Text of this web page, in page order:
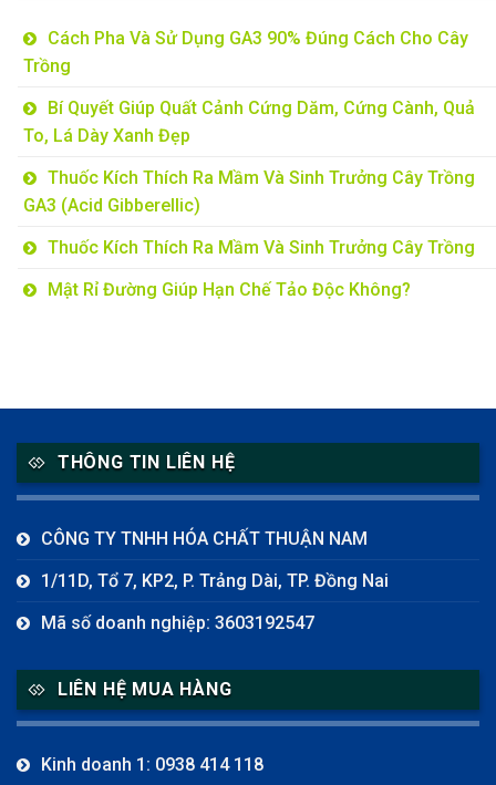
Cách Pha Và Sử Dụng GA3 90% Đúng Cách Cho Cây
Trồng
Bí Quyết Giúp Quất Cảnh Cứng Dăm, Cứng Cành, Quả
To, Lá Dày Xanh Đẹp
Thuốc Kích Thích Ra Mầm Và Sinh Trưởng Cây Trồng
GA3 (Acid Gibberellic)
Thuốc Kích Thích Ra Mầm Và Sinh Trưởng Cây Trồng
Mật Rỉ Đường Giúp Hạn Chế Tảo Độc Không?
THÔNG TIN LIÊN HỆ
CÔNG TY TNHH HÓA CHẤT THUẬN NAM
1/11D, Tổ 7, KP2, P. Trảng Dài, TP. Đồng Nai
Mã số doanh nghiệp: 3603192547
LIÊN HỆ MUA HÀNG
Kinh doanh 1: 0938 414 118